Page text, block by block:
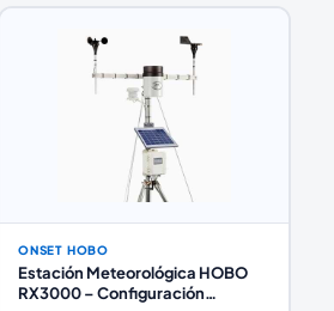
ONSET HOBO
Estación Meteorológica HOBO
RX3000 – Configuración